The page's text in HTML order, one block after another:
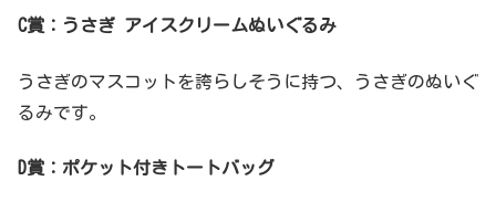
C賞：うさぎ アイスクリームぬいぐるみ
うさぎのマスコットを誇らしそうに持つ、うさぎのぬいぐ
るみです。
D賞：ポケット付きトートバッグ